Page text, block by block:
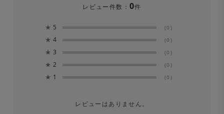
レビュー件数： 0件
★ 5 (0)
★ 4 (0)
★ 3 (0)
★ 2 (0)
★ 1 (0)
レビューはありません。